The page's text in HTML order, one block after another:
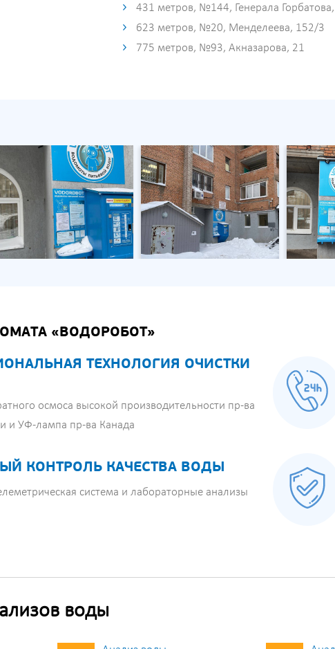
431 метров, №144, Генерала
623 метров, №20, Менделеева, 152/3
775 метров, №93, Акназарова, 21
«ВОДОРОБОТ»
ТЕХНОЛОГИЯ ОЧИСТКИ
осмоса высокой производительности пр-ва
и УФ-лампа пр-ва Канада
КОНТРОЛЬ КАЧЕСТВА ВОДЫ
система и лабораторные анализы
воды